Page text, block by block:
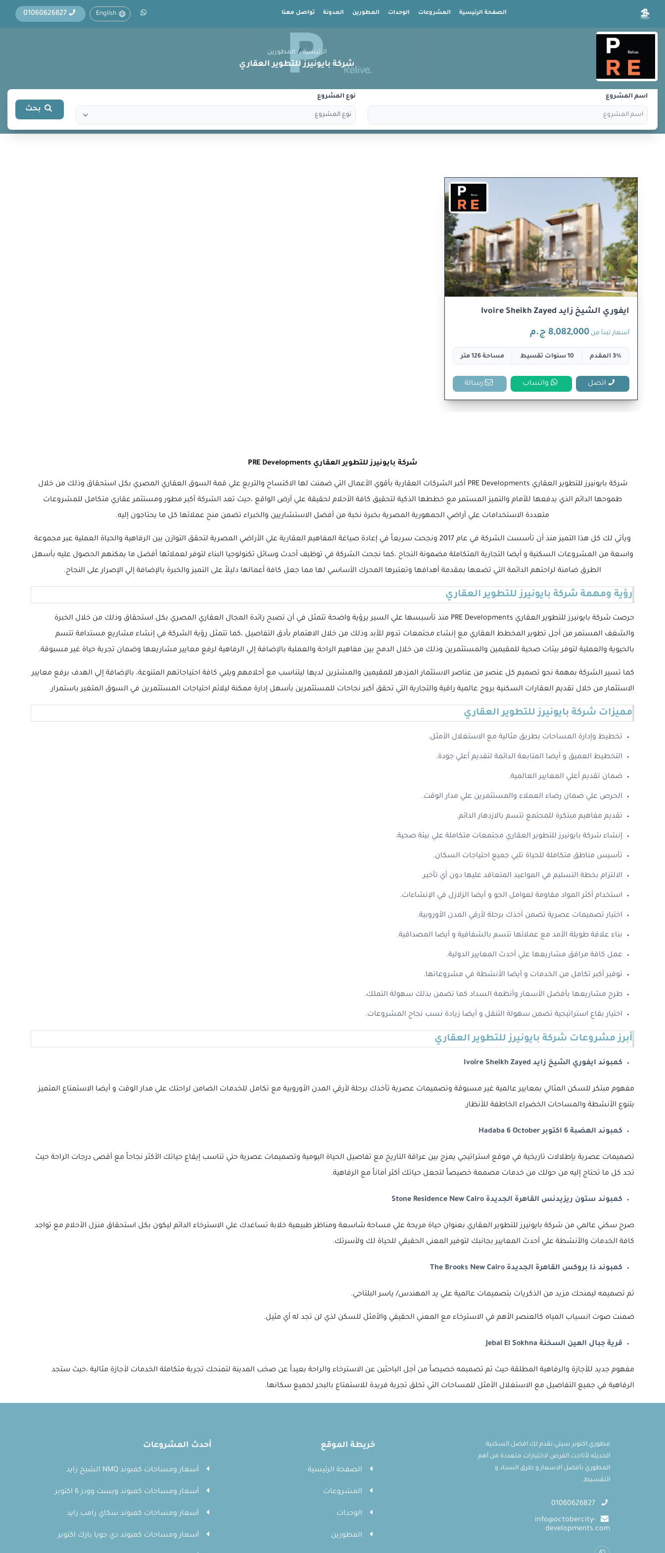
الصفحة الرئيسية المشروعات الوحدات المطورين المدونة تواصل معنا English
01060626827
الرئيسية / المطورين
شركة بايونيرز للتطوير العقاري
اسم المشروع نوع المشروع
بحث
ايفوري الشيخ زايد Ivoire Sheikh Zayed
أسعار تبدأ من 8,082,000 ج.م
3% المقدم 10 سنوات تقسيط مساحة 126 متر
اتصل واتساب رسالة
شركة بايونيرز للتطوير العقاري PRE Developments
شركة بايونيرز للتطوير العقاري PRE Developments أكبر الشركات العقارية بأقوي الأعمال التي ضمنت لها الاكتساح والتربع علي قمة السوق العقاري المصري بكل استحقاق وذلك من خلال
طموحها الدائم الذي يدفعها للأمام والتميز المستمر مع خططها الذكية لتحقيق كافة الأحلام لحقيقة علي أرض الواقع ،حيث تعد الشركة أكبر مطور ومستثمر عقاري متكامل للمشروعات
متعددة الاستخدامات علي أراضي الجمهورية المصرية بخبرة نخبة من أفضل الاستشاريين والخبراء تضمن منح عملائها كل ما يحتاجون إليه.
ويأتي لك كل هذا التميز منذ أن تأسست الشركة في عام 2017 ونجحت سريعاً في إعادة صياغة المفاهيم العقارية علي الأراضي المصرية لتحقق التوازن بين الرفاهية والحياة العملية عبر مجموعة
واسعة من المشروعات السكنية و أيضا التجارية المتكاملة مضمونة النجاح ،كما نجحت الشركة في توظيف أحدث وسائل تكنولوجيا البناء لتوفر لعملائها أفضل ما يمكنهم الحصول عليه بأسهل
الطرق ضامنة لراحتهم الدائمة التي تضعها بمقدمة أهدافها وتعتبرها المحرك الأساسي لها مما جعل كافة أعمالها دليلاً على التميز والخبرة بالإضافة إلي الإصرار على النجاح.
رؤية ومهمة شركة بايونيرز للتطوير العقاري
حرصت شركة بايونيرز للتطوير العقاري PRE Developments منذ تأسيسها علي السير يرؤية واضحة تتمثل في أن تصبح رائدة المجال العقاري المصري بكل استحقاق وذلك من خلال الخبرة
والشغف المستمر من أجل تطوير المخطط العقاري مع إنشاء مجتمعات تدوم للأبد وذلك من خلال الاهتمام بأدق التفاصيل ،كما تتمثل رؤية الشركة في إنشاء مشاريع مستدامة تتسم
بالحيوية والعملية لتوفر بيئات صحية للمقيمين والمستثمرين وذلك من خلال الدمج بين مفاهيم الراحة والعملية بالإضافة إلي الرفاهية لرفع معايير مشاريعها وضمان تجربة حياة غير مسبوقة.
كما تسير الشركة بمهمة نحو تصميم كل عنصر من عناصر الاستثمار المزدهر للمقيمين والمشترين لديها ليتناسب مع أحلامهم ويلبي كافة احتياجاتهم المتنوعة، بالإضافة إلي الهدف برفع معايير
الاستثمار من خلال تقديم العقارات السكنية بروح عالمية راقية والتجارية التي تحقق أكبر نجاحات للمستثمرين بأسهل إدارة ممكنة ليلائم احتياجات المستثمرين في السوق المتغير باستمرار.
مميزات شركة بايونيرز للتطوير العقاري
تخطيط وإدارة المساحات بطريق مثالية مع الاستغلال الأمثل.
التخطيط العميق و أيضا المتابعة الدائمة لتقديم أعلي جودة.
ضمان تقديم أعلي المعايير العالمية.
الحرص علي ضمان رضاء العملاء والمستثمرين علي مدار الوقت.
تقديم مفاهيم مبتكرة للمجتمع تتسم بالازدهار الدائم.
إنشاء شركة بايونيرز للتطوير العقاري مجتمعات متكاملة علي بيئة صحية.
تأسيس مناطق متكاملة للحياة تلبي جميع احتياجات السكان.
الالتزام بخطة التسليم في المواعيد المتعاقد عليها دون أي تأخير.
استخدام أكثر المواد مقاومة لعوامل الجو و أيضا الزلازل في الإنشاءات.
اختيار تصميمات عصرية تضمن أخذك برحلة لأرقي المدن الأوروبية.
بناء علاقة طويلة الأمد مع عملائها تتسم بالشفافية و أيضا المصداقية.
عمل كافة مرافق مشاريعها علي أحدث المعايير الدولية.
توفير أكبر تكامل من الخدمات و أيضا الأنشطة في مشروعاتها.
طرح مشاريعها بأفضل الأسعار وأنظمة السداد كما تضمن بذلك سهولة التملك.
اختيار بقاع استراتيجية تضمن سهولة التنقل و أيضا زيادة نسب نجاح المشروعات.
أبرز مشروعات شركة بايونيرز للتطوير العقاري
كمبوند ايفوري الشيخ زايد Ivoire Sheikh Zayed
مفهوم مبتكر للسكن المثالي بمعايير عالمية غير مسبوقة وتصميمات عصرية تأخذك برحلة لأرقي المدن الأوروبية مع تكامل للخدمات الضامن لراحتك علي مدار الوقت و أيضا الاستمتاع المتميز
بتنوع الأنشطة والمساحات الخضراء الخاطفة للأنظار.
كمبوند الهضبة 6 اكتوبر Hadaba 6 October
تصميمات عصرية بإطلالات تاريخية في موقع استراتيجي يمزج بين عراقة التاريخ مع تفاصيل الحياة اليومية وتصميمات عصرية حتي تناسب إيقاع حياتك الأكثر نجاحاً مع أقصى درجات الراحة حيث
تجد كل ما تحتاج إليه من حولك من خدمات مصممة خصيصاً لتجعل حياتك أكثر أماناً مع الرفاهية.
كمبوند ستون ريزيدنس القاهرة الجديدة Stone Residence New Cairo
صرح سكني عالمي من شركة بايونيرز للتطوير العقاري بعنوان حياة مريحة علي مساحة شاسعة ومناظر طبيعية خلابة تساعدك علي الاسترخاء الدائم ليكون بكل استحقاق منزل الأحلام مع تواجد
كافة الخدمات والأنشطة علي أحدث المعايير بجانبك لتوفير المعنى الحقيقي للحياة لك ولأسرتك.
كمبوند ذا بروكس القاهرة الجديدة The Brooks New Cairo
تم تصميمه ليمنحك مزيد من الذكريات بتصميمات عالمية علي يد المهندس/ ياسر البلتاجي.
ضمنت صوت انسياب المياه كالعنصر الأهم في الاسترخاء مع المعني الحقيقي والأمثل للسكن لذي لن تجد له أي مثيل.
قرية جبال العين السخنة Jebal El Sokhna
مفهوم جديد للأجازة والرفاهية المطلقة حيث تم تصميمه خصيصاً من أجل الباحثين عن الاسترخاء والراحة بعيداً عن صخب المدينة لتمنحك تجربة متكاملة الخدمات لأجازة مثالية ،حيث ستجد
الرفاهية في جميع التفاصيل مع الاستغلال الأمثل للمساحات التي تخلق تجربة فريدة للاستمتاع بالبحر لجميع سكانها.
مطوري اكتوبر سيتي نقدم لك افضل السكنية
الحديثه لأتاحت الفرص لاختيارات متعددة من أهم
المطوري بأفضل الاسعار و طرق السداد و
التقسيط.
01060626827
info@octobercity-
developments.com
خريطة الموقع
الصفحة الرئيسية
المشروعات
الوحدات
المطورين
أحدث المشروعات
أسعار ومساحات كمبوند NMQ الشيخ زايد
أسعار ومساحات كمبوند ويست وودز 6 اكتوبر
أسعار ومساحات كمبوند سكاي رامب زايد
أسعار ومساحات كمبوند دي جويا بارك اكتوبر